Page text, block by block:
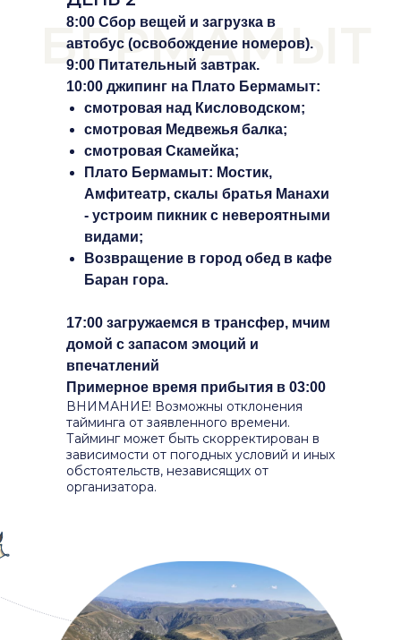
БЕРМАМЫТ
8:00 Сбор вещей и загрузка в
автобус (освобождение номеров).
9:00 Питательный завтрак.
10:00 джипинг на Плато Бермамыт:
смотровая над Кисловодском;
смотровая Медвежья балка;
смотровая Скамейка;
Плато Бермамыт: Мостик,
Амфитеатр, скалы братья Манахи
- устроим пикник с невероятными
видами;
Возвращение в город обед в кафе
Баран гора.
17:00 загружаемся в трансфер, мчим
домой с запасом эмоций и
впечатлений
Примерное время прибытия в 03:00
ВНИМАНИЕ! Возможны отклонения
тайминга от заявленного времени.
Тайминг может быть скорректирован в
зависимости от погодных условий и иных
обстоятельств, независящих от
организатора.